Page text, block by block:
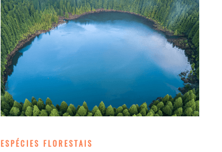
ESPÉCIES FLORESTAIS